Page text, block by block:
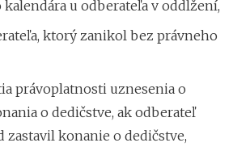
u odberateľa v oddlžení,
ktorý zanikol bez právneho
právoplatnosti uznesenia o
o dedičstve, ak odberateľ
zastavil konanie o dedičstve,